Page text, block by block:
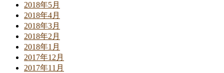
2018年5月
2018年4月
2018年3月
2018年2月
2018年1月
2017年12月
2017年11月